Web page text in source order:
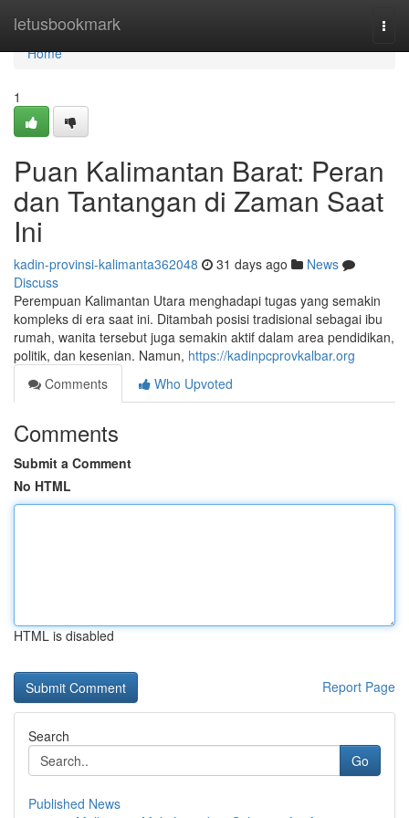
letusbookmark
Home
Home
1
Puan Kalimantan Barat: Peran
dan Tantangan di Zaman Saat
Ini
kadin-provinsi-kalimanta362048 31 days ago
News
Discuss
Perempuan Kalimantan Utara menghadapi tugas yang semakin
kompleks di era saat ini. Ditambah posisi tradisional sebagai ibu
rumah, wanita tersebut juga semakin aktif dalam area pendidikan,
politik, dan kesenian. Namun, https://kadinpcprovkalbar.org
Comments
Who Upvoted
Comments
Submit a Comment
No HTML
HTML is disabled
Report Page
Search
Go
Published News